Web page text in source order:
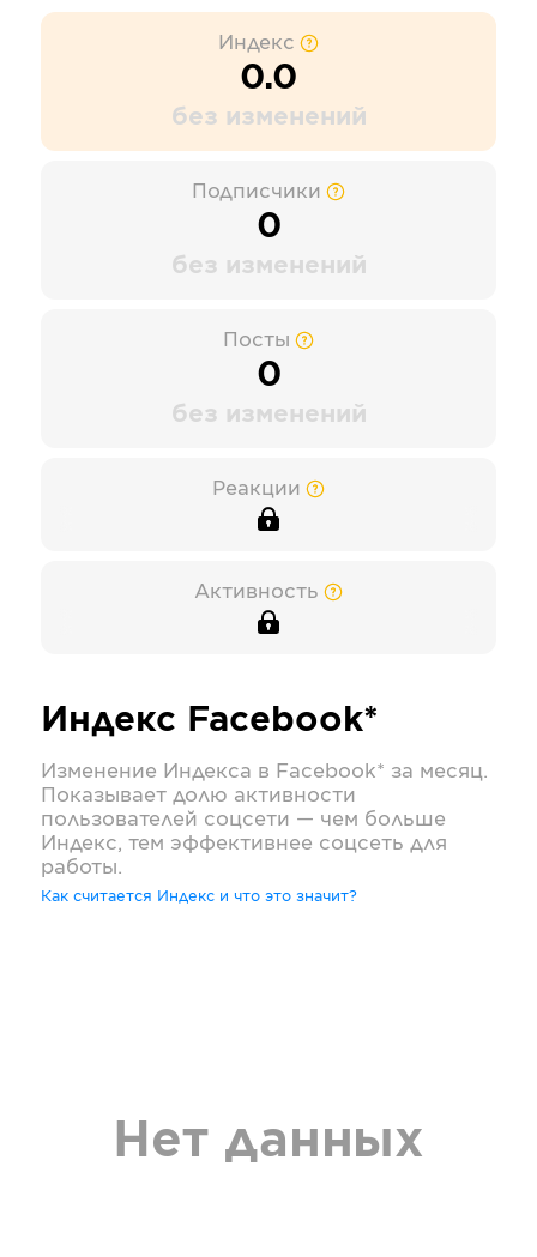
Индекс
0.0
без изменений
Подписчики
0
без изменений
Посты
0
без изменений
Реакции
Активность
Индекс Facebook*
Изменение Индекса в Facebook* за месяц.
Показывает долю активности
пользователей соцсети — чем больше
Индекс, тем эффективнее соцсеть для
работы.
Как считается Индекс и что это значит?
Нет данных